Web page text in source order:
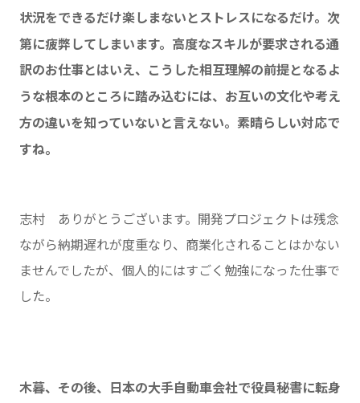
状況をできるだけ楽しまないとストレスになるだけ。次
第に疲弊してしまいます。高度なスキルが要求される通
訳のお仕事とはいえ、こうした相互理解の前提となるよ
うな根本のところに踏み込むには、お互いの文化や考え
方の違いを知っていないと言えない。素晴らしい対応で
すね。
志村 ありがとうございます。開発プロジェクトは残念
ながら納期遅れが度重なり、商業化されることはかない
ませんでしたが、個人的にはすごく勉強になった仕事で
した。
木暮、その後、日本の大手自動車会社で役員秘書に転身